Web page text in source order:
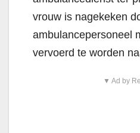
vrouw is nagekeken
ambulancepersoneel
vervoerd te worden
▼ Ad by